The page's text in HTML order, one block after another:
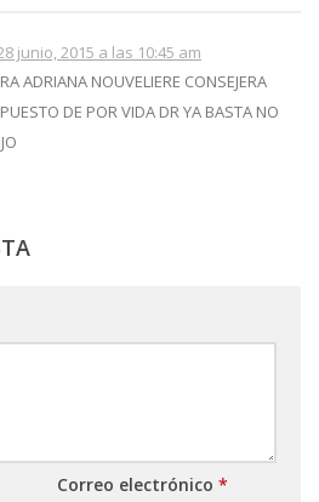
junio, 2015 a las 10:45 am
ADRIANA NOUVELIERE CONSEJERA
DE POR VIDA DR YA BASTA NO
Correo electrónico *